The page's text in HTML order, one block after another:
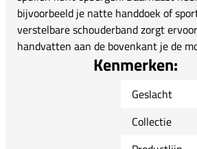
bijvoorbeeld je natte handdoek of
verstelbare schouderband zorgt
handvatten aan de bovenkant je de
Kenmerken:
Geslacht
Collectie